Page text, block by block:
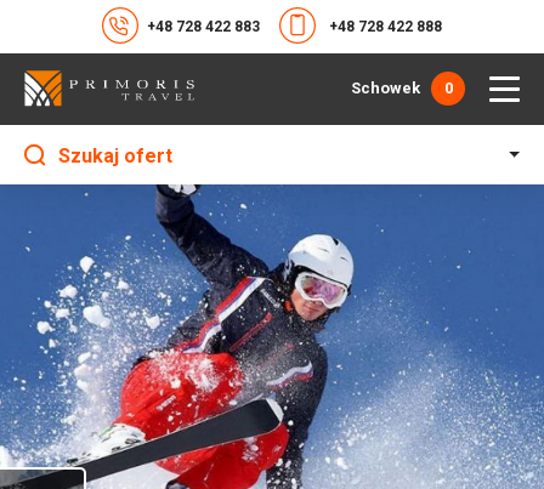
+48 728 422 883 +48 728 422 888
Schowek 0
Szukaj ofert